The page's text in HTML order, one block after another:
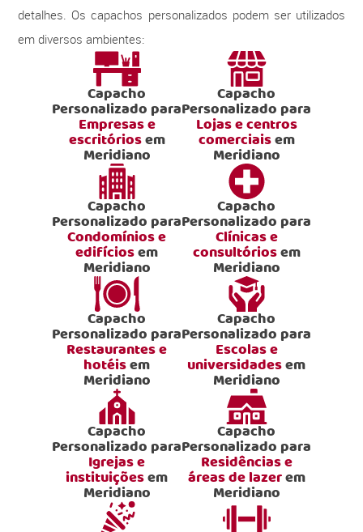
detalhes. Os capachos personalizados podem ser utilizados
em diversos ambientes:
Capacho
Personalizado para
Empresas e
escritóriosem
Meridiano
Capacho
Personalizado para
Lojas e centros
comerciaisem
Meridiano
Capacho
Personalizado para
Condomínios e
edifíciosem
Meridiano
Capacho
Personalizado para
Clínicas e
consultóriosem
Meridiano
Capacho
Personalizado para
Restaurantes e
hotéisem
Meridiano
Capacho
Personalizado para
Escolas e
universidadesem
Meridiano
Capacho
Personalizado para
Igrejas e
instituiçõesem
Meridiano
Capacho
Personalizado para
Residências e
áreas de lazerem
Meridiano